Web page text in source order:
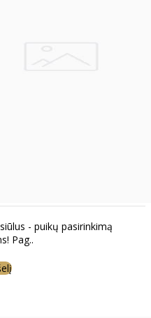
- puikų pasirinkimą
Pag..